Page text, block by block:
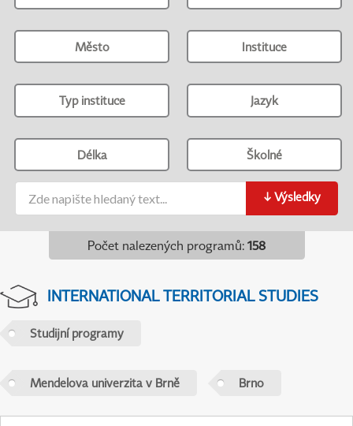
Město Instituce
Typ instituce Jazyk
Délka Školné
↓ Výsledky
Počet nalezených programů: 158
INTERNATIONAL TERRITORIAL STUDIES
Studijní programy
Mendelova univerzita v Brně Brno